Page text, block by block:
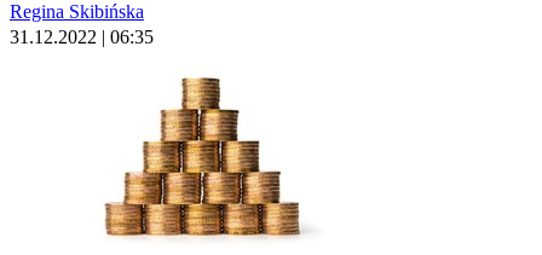
Regina Skibińska
31.12.2022 | 06:35